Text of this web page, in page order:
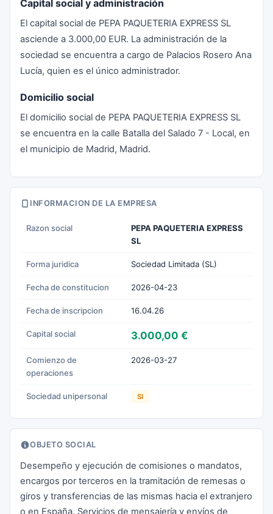
Capital social y administración
El capital social de PEPA PAQUETERIA EXPRESS SL
asciende a 3.000,00 EUR. La administración de la
sociedad se encuentra a cargo de Palacios Rosero Ana
Lucía, quien es el único administrador.
Domicilio social
El domicilio social de PEPA PAQUETERIA EXPRESS SL
se encuentra en la calle Batalla del Salado 7 - Local, en
el municipio de Madrid, Madrid.
INFORMACION DE LA EMPRESA
Razon social
PEPA PAQUETERIA EXPRESS
SL
Forma juridica Sociedad Limitada (SL)
Fecha de constitucion 2026-04-23
Fecha de inscripcion 16.04.26
Capital social 3.000,00 €
Comienzo de
operaciones
2026-03-27
Sociedad unipersonal SI
OBJETO SOCIAL
Desempeño y ejecución de comisiones o mandatos,
encargos por terceros en la tramitación de remesas o
giros y transferencias de las mismas hacia el extranjero
o en España. Servicios de mensajería y envíos de